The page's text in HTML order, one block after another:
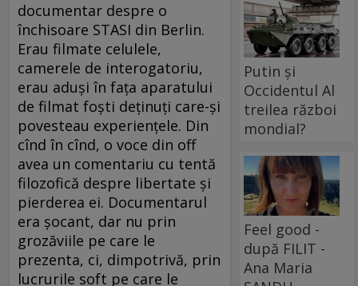
documentar despre o
închisoare STASI din Berlin.
Erau filmate celulele,
camerele de interogatoriu,
erau aduşi în faţa aparatului
de filmat foşti deţinuţi care-şi
povesteau experienţele. Din
cînd în cînd, o voce din off
avea un comentariu cu tentă
filozofică despre libertate şi
pierderea ei. Documentarul
era şocant, dar nu prin
grozăviile pe care le
prezenta, ci, dimpotrivă, prin
lucrurile soft pe care le
Putin și
Occidentul Al
treilea război
mondial?
Feel good -
după FILIT -
Ana Maria